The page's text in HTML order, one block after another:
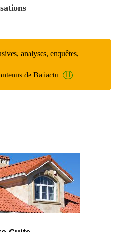
analyses, enquêtes,
de Batiactu